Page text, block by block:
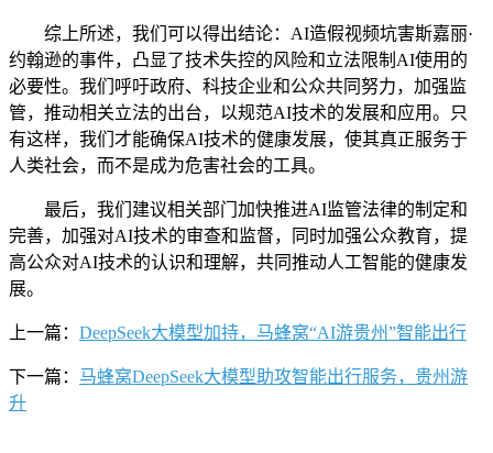
综上所述，我们可以得出结论：AI造假视频坑害斯嘉丽·
约翰逊的事件，凸显了技术失控的风险和立法限制AI使用的
必要性。我们呼吁政府、科技企业和公众共同努力，加强监
管，推动相关立法的出台，以规范AI技术的发展和应用。只
有这样，我们才能确保AI技术的健康发展，使其真正服务于
人类社会，而不是成为危害社会的工具。
最后，我们建议相关部门加快推进AI监管法律的制定和
完善，加强对AI技术的审查和监督，同时加强公众教育，提
高公众对AI技术的认识和理解，共同推动人工智能的健康发
展。
上一篇： DeepSeek大模型加持，马蜂窝“AI游贵州”智能出行
下一篇： 马蜂窝DeepSeek大模型助攻智能出行服务，贵州游
升